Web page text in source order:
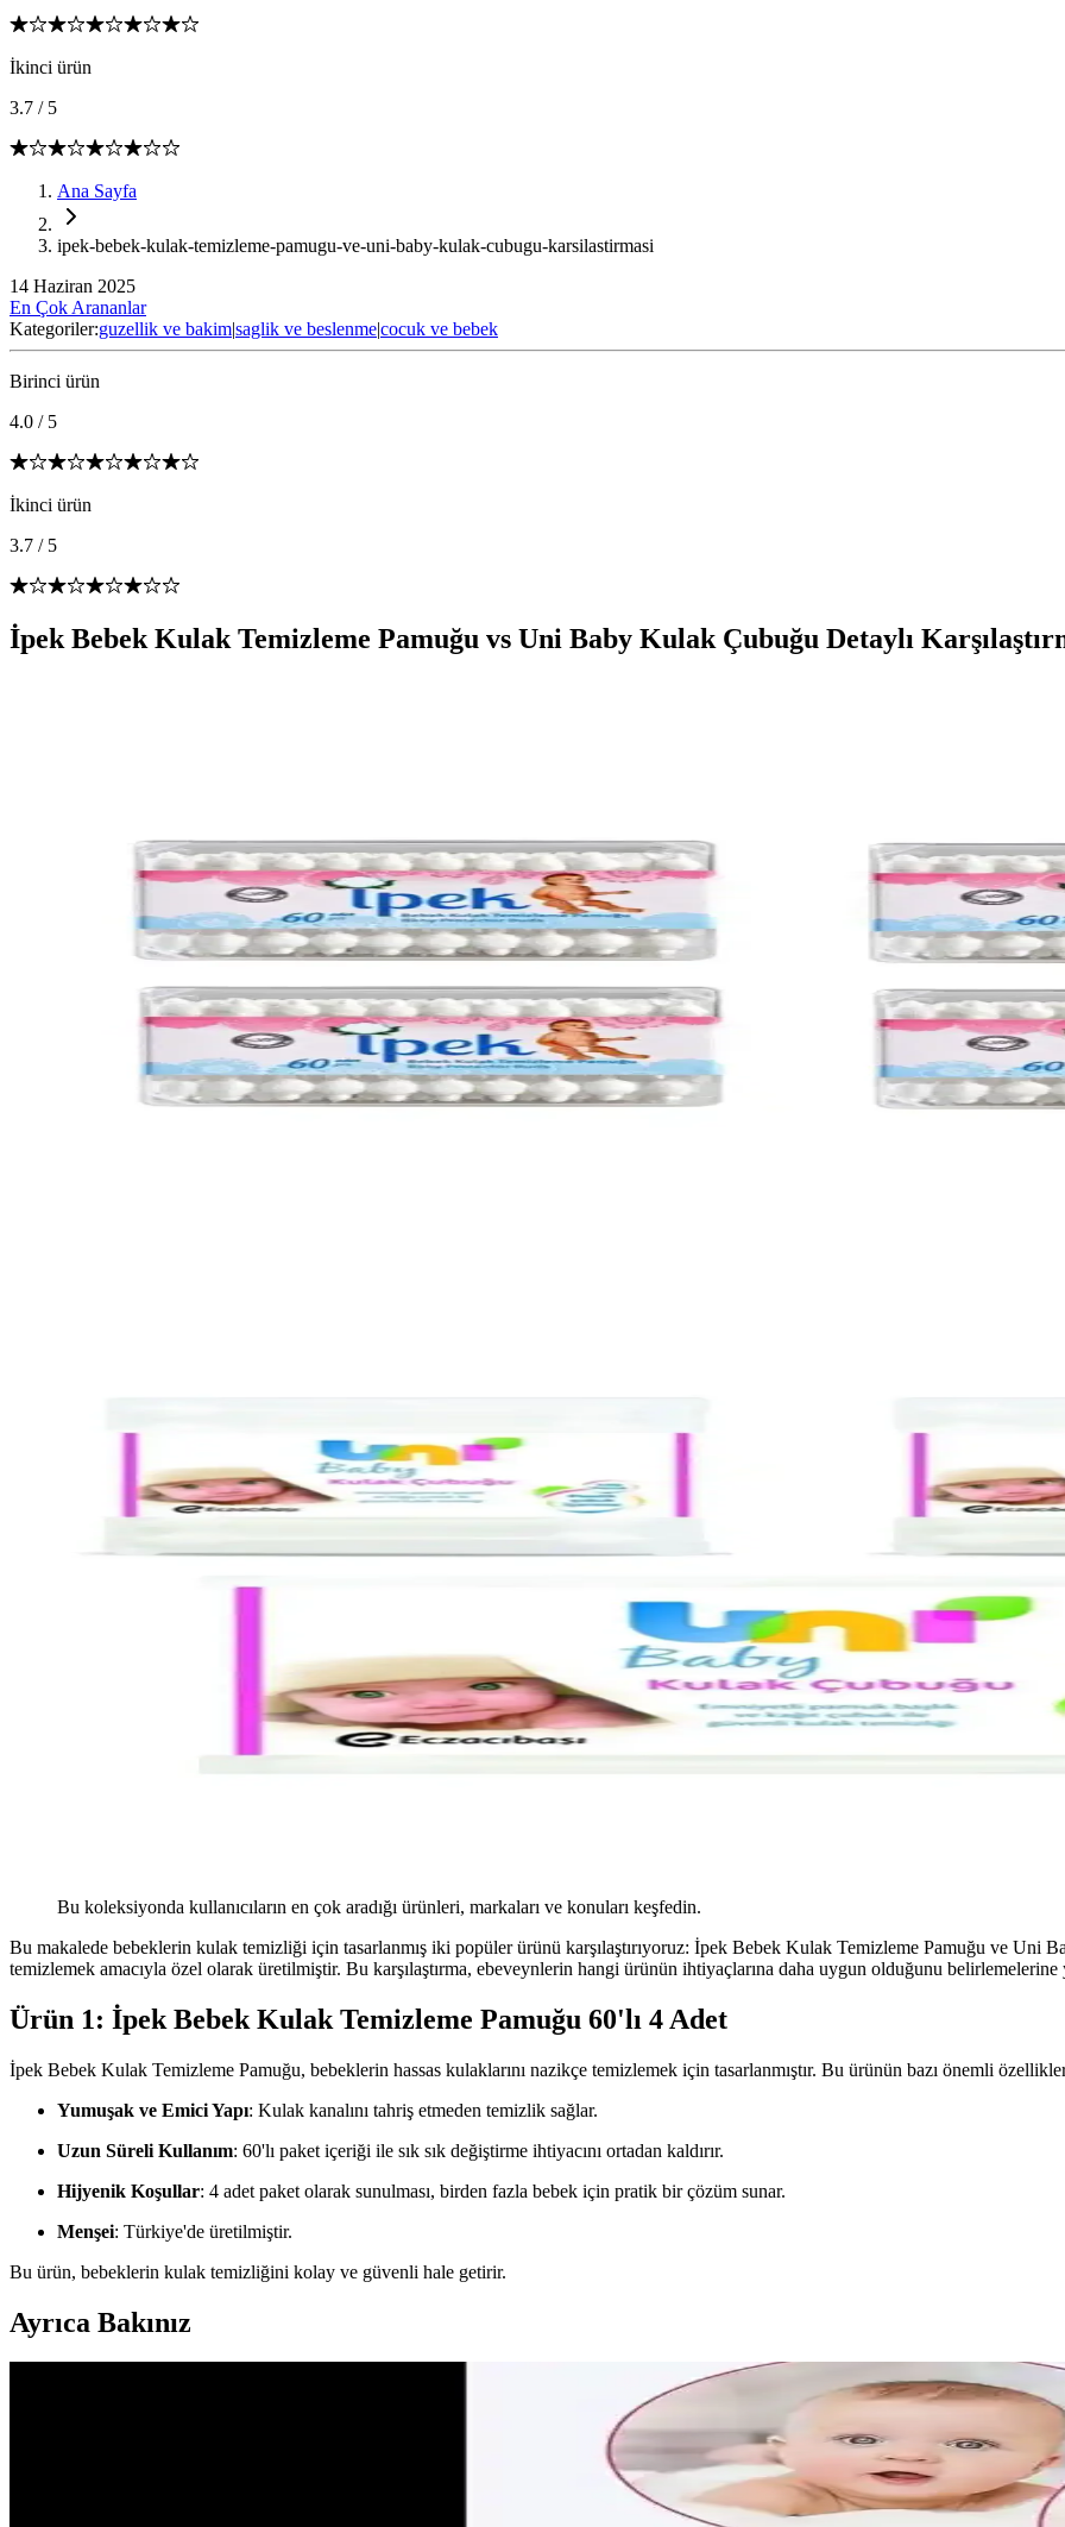
İkinci ürün
3.7 / 5
Ana Sayfa
ipek-bebek-kulak-temizleme-pamugu-ve-uni-baby-kulak-cubugu-karsilastirmasi
14 Haziran 2025
En Çok Arananlar
Kategoriler:guzellik ve bakim|saglik ve beslenme|cocuk ve bebek
Birinci ürün
4.0 / 5
İkinci ürün
3.7 / 5
İpek Bebek Kulak Temizleme Pamuğu vs Uni Baby Kulak Çubuğu Detaylı
Bu koleksiyonda kullanıcıların en çok aradığı ürünleri, markaları ve konuları keşfedin.
Bu makalede bebeklerin kulak temizliği için tasarlanmış iki popüler ürünü karşılaştırıyoruz: İpek Bebek Kulak Temizleme Pamuğu ve Uni
temizlemek amacıyla özel olarak üretilmiştir. Bu karşılaştırma, ebeveynlerin hangi ürünün ihtiyaçlarına daha uygun olduğunu belirlemelerine
Ürün 1: İpek Bebek Kulak Temizleme Pamuğu 60'lı 4 Adet
İpek Bebek Kulak Temizleme Pamuğu, bebeklerin hassas kulaklarını nazikçe temizlemek için tasarlanmıştır. Bu ürünün bazı önemli
Yumuşak ve Emici Yapı: Kulak kanalını tahriş etmeden temizlik sağlar.
Uzun Süreli Kullanım: 60'lı paket içeriği ile sık sık değiştirme ihtiyacını ortadan kaldırır.
Hijyenik Koşullar: 4 adet paket olarak sunulması, birden fazla bebek için pratik bir çözüm sunar.
Menşei: Türkiye'de üretilmiştir.
Bu ürün, bebeklerin kulak temizliğini kolay ve güvenli hale getirir.
Ayrıca Bakınız
Demir Takviyesi ve Kullanım Rehberi: Çocuklar ve Hamileler İçin Önemli Bilgiler
Demir takviyesi, yüksek ihtiyaç duyan gruplar için önemli, içerik ve kullanım şekli çeşitlidir. Doğru doz ve ürün seçimiyle sağlığı
Bebeklerde Güvenli ve Nazik Burun Aspiratörü Kullanımı: Seçim ve Uygulama İpuçları